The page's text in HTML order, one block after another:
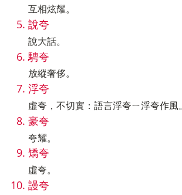
互相炫耀。
說夸
說大話。
騁夸
放縱奢侈。
浮夸
虛夸，不切實：語言浮夸ㄧ浮夸作風。
豪夸
夸耀。
矯夸
虛夸。
謾夸